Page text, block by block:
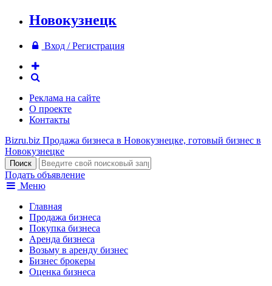
Новокузнецк
Вход / Регистрация
Реклама на сайте
О проекте
Контакты
Bizru.biz Продажа бизнеса в Новокузнецке, готовый бизнес в
Новокузнецке
Подать объявление
Меню
Главная
Продажа бизнеса
Покупка бизнеса
Аренда бизнеса
Возьму в аренду бизнес
Бизнес брокеры
Оценка бизнеса